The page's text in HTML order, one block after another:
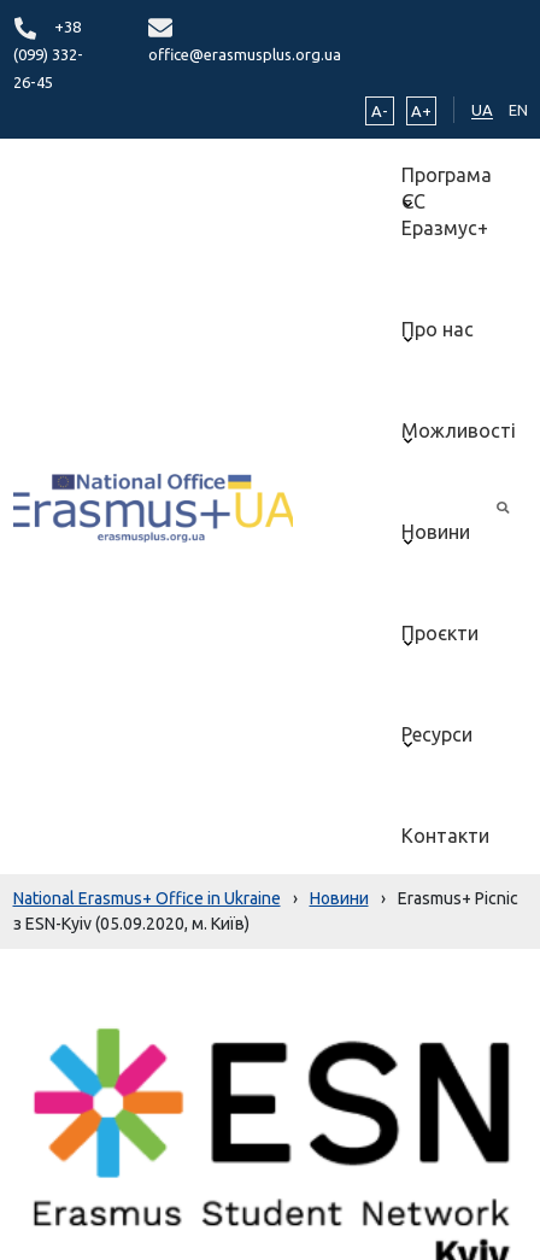
+38
(099) 332-
26-45
office@erasmusplus.org.ua
A- A+ UA EN
Програма
ЄС
Еразмус+
Про нас
Можливості
Новини
Проєкти
Ресурси
Контакти
National Erasmus+ Office in Ukraine › Новини ›
Erasmus+ Picnic
з ESN-Kyiv (05.09.2020, м. Київ)